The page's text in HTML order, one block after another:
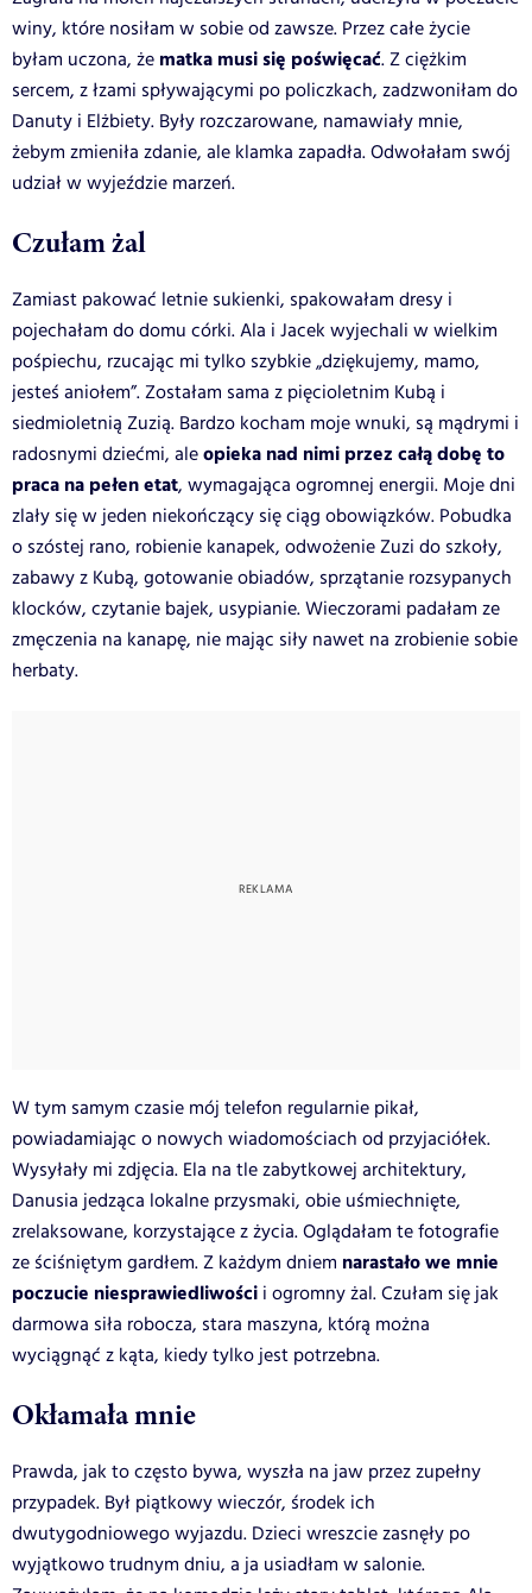
winy, które nosiłam w sobie od zawsze. Przez całe życie
byłam uczona, że matka musi się poświęcać. Z ciężkim
sercem, z łzami spływającymi po policzkach, zadzwoniłam do
Danuty i Elżbiety. Były rozczarowane, namawiały mnie,
żebym zmieniła zdanie, ale klamka zapadła. Odwołałam swój
udział w wyjeździe marzeń.
Czułam żal
Zamiast pakować letnie sukienki, spakowałam dresy i
pojechałam do domu córki. Ala i Jacek wyjechali w wielkim
pośpiechu, rzucając mi tylko szybkie „dziękujemy, mamo,
jesteś aniołem”. Zostałam sama z pięcioletnim Kubą i
siedmioletnią Zuzią. Bardzo kocham moje wnuki, są mądrymi i
radosnymi dziećmi, aleopieka nad nimi przez całą dobę to
praca na pełen etat, wymagająca ogromnej energii. Moje dni
zlały się w jeden niekończący się ciąg obowiązków. Pobudka
o szóstej rano, robienie kanapek, odwożenie Zuzi do szkoły,
zabawy z Kubą, gotowanie obiadów, sprzątanie rozsypanych
klocków, czytanie bajek, usypianie. Wieczorami padałam ze
zmęczenia na kanapę, nie mając siły nawet na zrobienie sobie
herbaty.
W tym samym czasie mój telefon regularnie pikał,
powiadamiając o nowych wiadomościach od przyjaciółek.
Wysyłały mi zdjęcia. Ela na tle zabytkowej architektury,
Danusia jedząca lokalne przysmaki, obie uśmiechnięte,
zrelaksowane, korzystające z życia. Oglądałam te fotografie
ze ściśniętym gardłem. Z każdym dniem narastało we mnie
poczucie niesprawiedliwości i ogromny żal. Czułam się jak
darmowa siła robocza, stara maszyna, którą można
wyciągnąć z kąta, kiedy tylko jest potrzebna.
Okłamała mnie
Prawda, jak to często bywa, wyszła na jaw przez zupełny
przypadek. Był piątkowy wieczór, środek ich
dwutygodniowego wyjazdu. Dzieci wreszcie zasnęły po
wyjątkowo trudnym dniu, a ja usiadłam w salonie.